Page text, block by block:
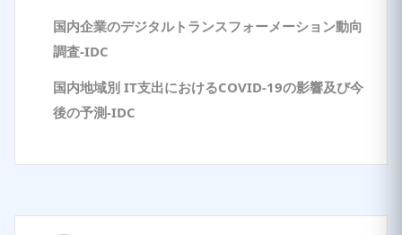
国内企業のデジタルトランスフォーメーション動向
調査-IDC
国内地域別 IT支出におけるCOVID-19の影響及び今
後の予測-IDC